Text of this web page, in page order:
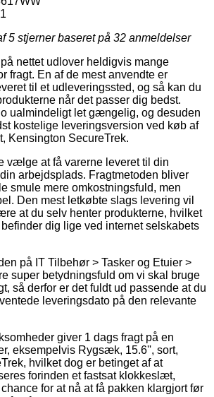
5 stjerner baseret på 32 anmeldelser
nettet udlover heldigvis mange
fragt. En af de mest anvendte er
til et udleveringssted, og så kan du
når det passer dig bedst.
ualmindeligt let gængelig, og desuden
kostelige leveringsversion ved køb af
Kensington SecureTrek.
vælge at få varerne leveret til din
arbejdsplads. Fragtmetoden bliver
smule mere omkostningsfuld, men
Den mest letkøbte slags levering vil
at du selv henter produkterne, hvilket
dig lige ved internet selskabets
på IT Tilbehør > Tasker og Etuier >
super betydningsfuld om vi skal bruge
så derfor er det fuldt ud passende at du
leveringsdato på den relevante
giver 1 dags fragt på en
eksempelvis Rygsæk, 15.6'', sort,
hvilket dog er betinget af at
forinden et fastsat klokkeslæt,
for at nå at få pakken klargjort før